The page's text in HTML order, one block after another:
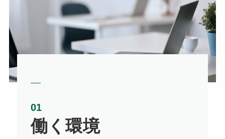
働く環境